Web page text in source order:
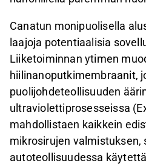
Canatun monipuolisella
laajoja potentiaalisia
Liiketoiminnan ytimen
hiilinanoputkimembraanit,
puolijohdeteollisuuden
ultraviolettiprosesseissa
mahdollistaen kaikkein
mikrosirujen valmistuksen,
autoteollisuudessa